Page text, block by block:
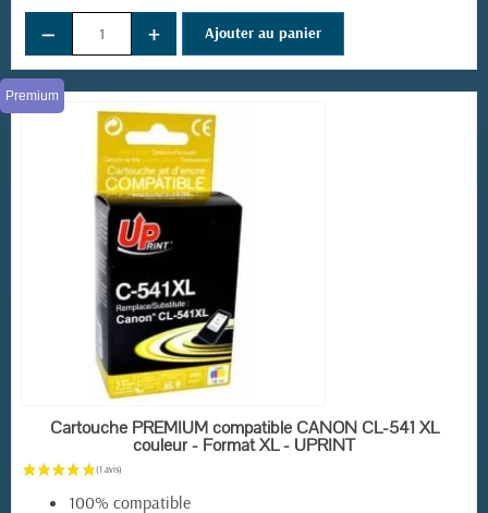
− + Ajouter au panier
EN STOCK
Premium
Cartouche PREMIUM compatible CANON CL-541 XL
couleur - Format XL - UPRINT
100% compatible